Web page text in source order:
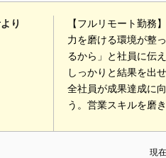
り
【フルリモート勤務
力を磨ける環境が整
るから」と社員に伝
しっかりと結果を出
全社員が成果達成に
う。営業スキルを磨
現